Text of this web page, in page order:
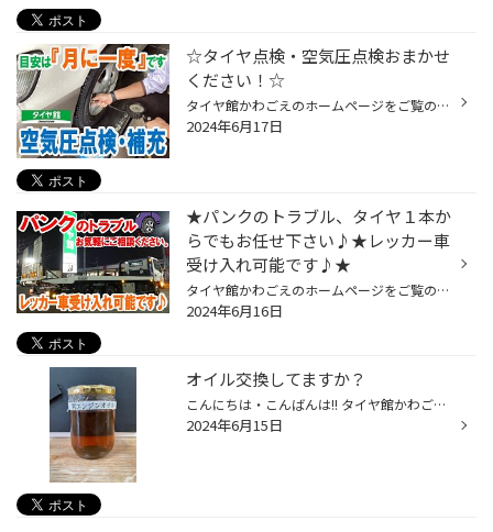
☆タイヤ点検・空気圧点検おまかせ
ください！☆
タイヤ館かわごえのホームページをご覧の皆様 こんにちは・こんばんは！ いつもご覧いただきありがとうございます！！ なんか空気があまい気がする・・・ ひょっとして【パンク】かも！？ 気になる事があればお気軽に点検（もちろん無料）にお越しください♪ タイヤも１本から交換OKです！ お気軽に...
2024年6月17日
★パンクのトラブル、タイヤ１本か
らでもお任せ下さい♪★レッカー車
受け入れ可能です♪★
タイヤ館かわごえのホームページをご覧の皆様 こんにちは・こんばんは！ いつもご覧いただきありがとうございます！！ なんか空気があまい気がする・・・ ひょっとして【パンク】かも！？ 気になる事があればお気軽に点検にお越しください♪ 点検料は『無料』になります！！ タイヤ館では可能な限り...
2024年6月16日
オイル交換してますか？
こんにちは・こんばんは!! タイヤ館かわごえ店です! エンジンオイルの新品と劣化でどのくらい違うかご存知ですか？ まず下の写真は新品のオイルです。 後ろが見えるくらい綺麗なんです‼︎ 次に下の写真は汚いオイルです。 黒くなっていますね‼︎ オイルが黒くなる理由として、細かい鉄粉やガソリンの...
2024年6月15日